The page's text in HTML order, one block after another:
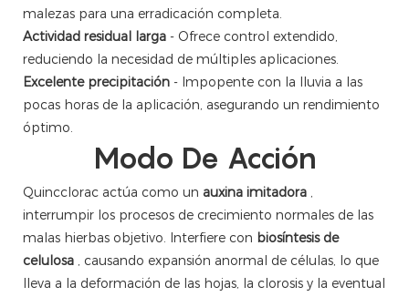
malezas para una erradicación completa.
Actividad residual larga - Ofrece control extendido,
reduciendo la necesidad de múltiples aplicaciones.
Excelente precipitación - Impopente con la lluvia a las
pocas horas de la aplicación, asegurando un rendimiento
óptimo.
Modo De Acción
Quincclorac actúa como un auxina imitadora ,
interrumpir los procesos de crecimiento normales de las
malas hierbas objetivo. Interfiere con biosíntesis de
celulosa , causando expansión anormal de células, lo que
lleva a la deformación de las hojas, la clorosis y la eventual